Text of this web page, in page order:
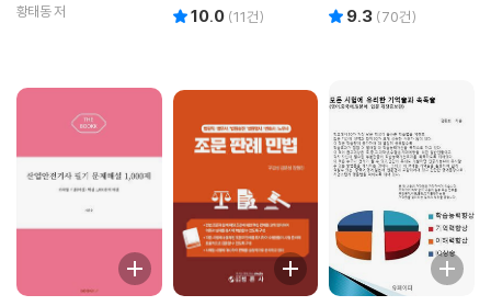
황태동 저 10.0 (11건) 9.3 (70건)